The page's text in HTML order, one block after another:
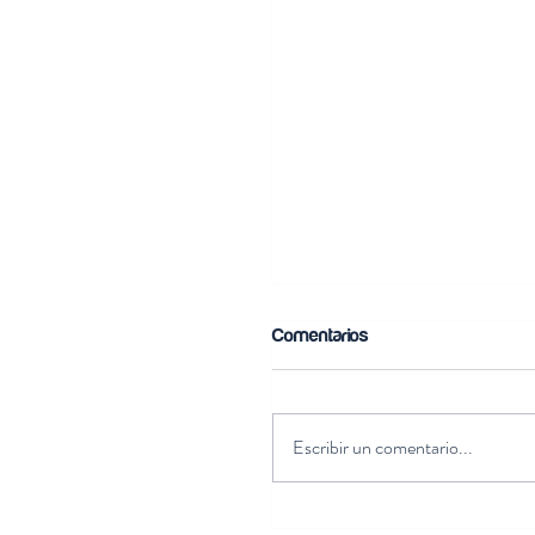
Comentarios
Escribir un comentario...